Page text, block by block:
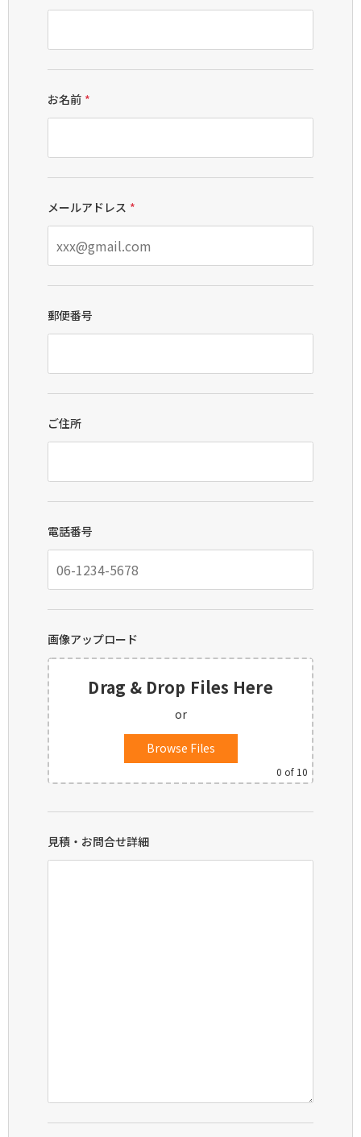
お名前 *
メールアドレス *
郵便番号
ご住所
電話番号
画像アップロード
Drag & Drop Files Here
or
Browse Files
0 of 10
見積・お問合せ詳細